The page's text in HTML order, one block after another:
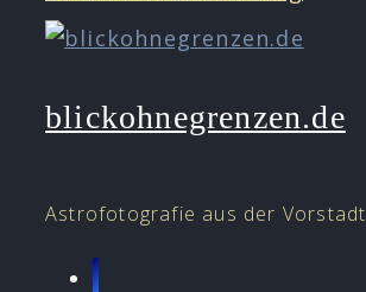
blickohnegrenzen.de
Astrofotografie aus der Vorstadt